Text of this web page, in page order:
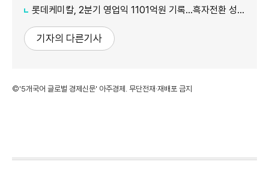
롯데케미칼, 2분기 영업익 1101억원 기록...흑자전환 성공
기자의 다른기사
©'5개국어 글로벌 경제신문' 아주경제. 무단전재·재배포 금지